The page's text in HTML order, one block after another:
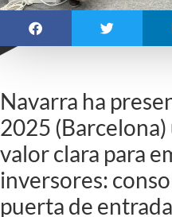
Navarra ha
2025
valor clara para
inversores:
puerta de